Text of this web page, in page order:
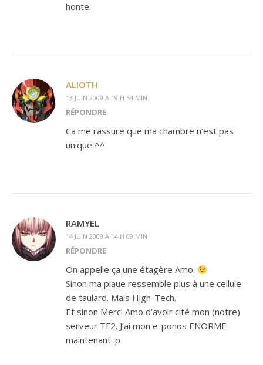
honte.
ALIOTH
13 JUIN 2009 À 19 H 54 MIN
RÉPONDRE
Ca me rassure que ma chambre n’est pas
unique ^^
RAMYEL
14 JUIN 2009 À 14 H 09 MIN
RÉPONDRE
On appelle ça une étagère Amo.
Sinon ma piaue ressemble plus à une cellule
de taulard. Mais High-Tech.
Et sinon Merci Amo d’avoir cité mon (notre)
serveur TF2. J’ai mon e-ponos ENORME
maintenant :p